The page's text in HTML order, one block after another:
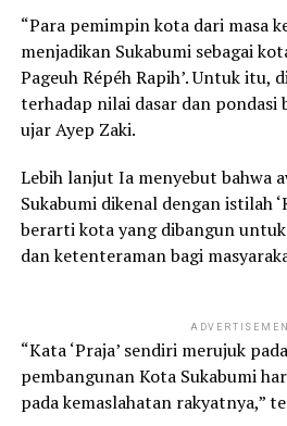
“Para pemimpin kota dari masa
menjadikan Sukabumi sebagai
Pageuh Répéh Rapih’. Untuk itu,
terhadap nilai dasar dan pondasi
ujar Ayep Zaki.
Lebih lanjut Ia menyebut bahwa
Sukabumi dikenal dengan istilah
berarti kota yang dibangun
dan ketenteraman bagi
“Kata ‘Praja’ sendiri merujuk
pembangunan Kota Sukabumi
pada kemaslahatan rakyatnya,”